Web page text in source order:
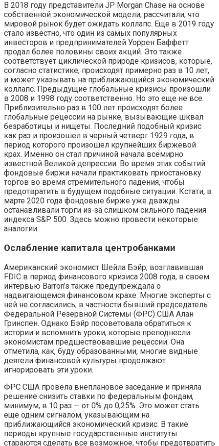
В 2018 году представители JP Morgan Chase на основе
собственной экономической модели, рассчитали, что
мировой рынок будет ожидать коллапс. Еще в 2019 году
стало известно, что один из самых популярных
инвесторов и предпринимателей Уоррен Баффетт
продал более половины своих акций. Это также
соответствует циклической природе кризисов, которые,
согласно статистике, происходят примерно раз в 10 лет,
и может указывать на приближающийся экономический
коллапс. Предыдущие глобальные кризисы произошли
в 2008 и 1998 году соответственно. Но это еще не все.
Приблизительно раз в 100 лет происходят более
глобальные рецессии на рынке, вызывающие шквал
безработицы и нищеты. Последний подобный кризис
как раз и произошел в черный четверг 1929 года, в
период которого произошел крупнейших биржевой
крах. Именно он стал причиной начала всемирно
известной Великой депрессии. Во время этих событий
фондовые биржи начали практиковать приостановку
торгов во время стремительного падения, чтобы
предотвратить в будущем подобные ситуации. Кстати, в
марте 2020 года фондовые бирже уже дважды
останавливали торги из-за слишком сильного падения
индекса S&P 500. Здесь можно провести некоторые
аналогии.
Ослабление капитала центробанками
Американский экономист Шейла Бэйр, возглавившая
FDIC в период финансового кризиса 2008 года, в своем
интервью Barron’s также предупреждала о
надвигающемся финансовом крахе. Многие эксперты с
ней не согласились, в частности бывший председатель
Федеральной Резервной Системы (ФРС) США Алан
Гринспен. Однако Бэйр посоветовала обратиться к
истории и вспомнить уроки, которые преподнесли
экономистам предшествовавшие рецессии. Она
отметила, как, буду образованными, многие видные
деятели финансовой культуры продолжают
игнорировать эти уроки.
ФРС США провела внеплановое заседание и приняла
решение снизить ставки по федеральным фондам,
минимум, в 10 раз — от 0% до 0,25%. Это может стать
еще одним сигналом, указывающим на
приближающийся экономический кризис. В такие
периоды крупные государственные институты
стараются сделать все возможное, чтобы предотвратить